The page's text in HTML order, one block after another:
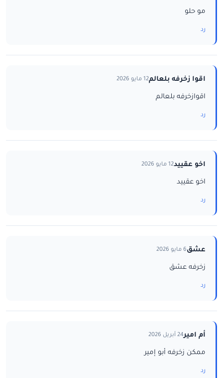
مو حلو
رد
اقوا زخرفه بلعالم12 مايو 2026
اقوازخرفه بلعالم
رد
اخو عقييد12 مايو 2026
اخو عقييد
رد
عشق6 مايو 2026
زخرفه عشق
رد
أم امير24 أبريل 2026
ممكن زخرفه أبو إمير
رد